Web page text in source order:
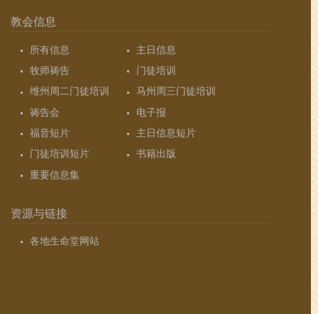
教会信息
所有信息
主日信息
牧师祷告
门徒培训
维州周二门徒培训
马州周三门徒培训
祷告会
电子报
福音短片
主日信息短片
门徒培训短片
书籍出版
重要信息集
资源与链接
各地生命堂网站